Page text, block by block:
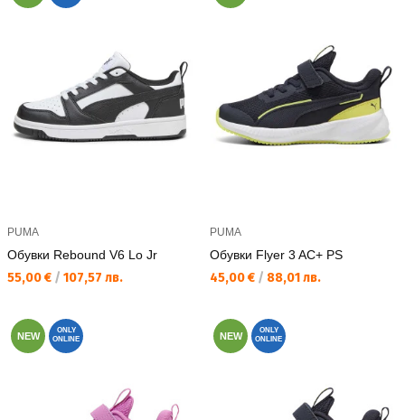
PUMA
Обувки Rebound V6 Lo Jr
Текуща цена:
55,00 € / 107,57 лв.
PUMA
Обувки Flyer 3 AC+ PS
Текуща цена:
45,00 € / 88,01 лв.
NEW
ONLY
ONLINE
NEW
ONLY
ONLINE